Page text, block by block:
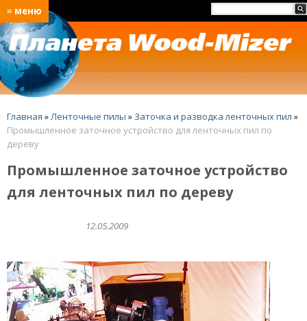
≡ меню
Главная »Ленточные пилы » Заточка и разводка ленточных пил »
Промышленное заточное устройство для ленточных пил по
дереву
Промышленное заточное устройство
для ленточных пил по дереву
12.05.2009